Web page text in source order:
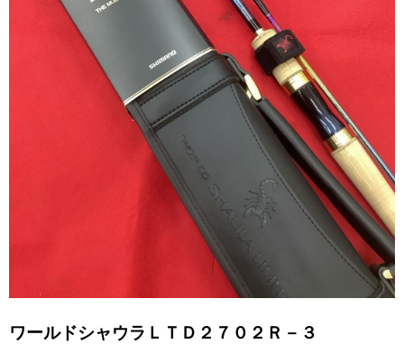
ワールドシャウラＬＴＤ２７０２Ｒ－３